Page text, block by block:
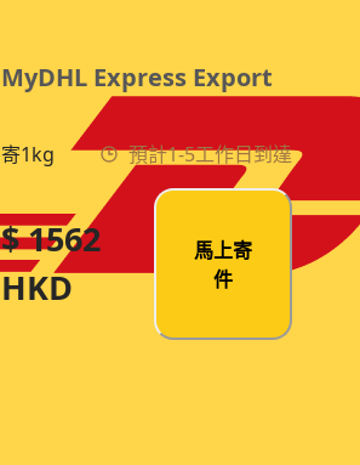
MyDHL Express Export
寄1kg 預計1-5工作日到達
$ 1562
HKD
馬上寄
件